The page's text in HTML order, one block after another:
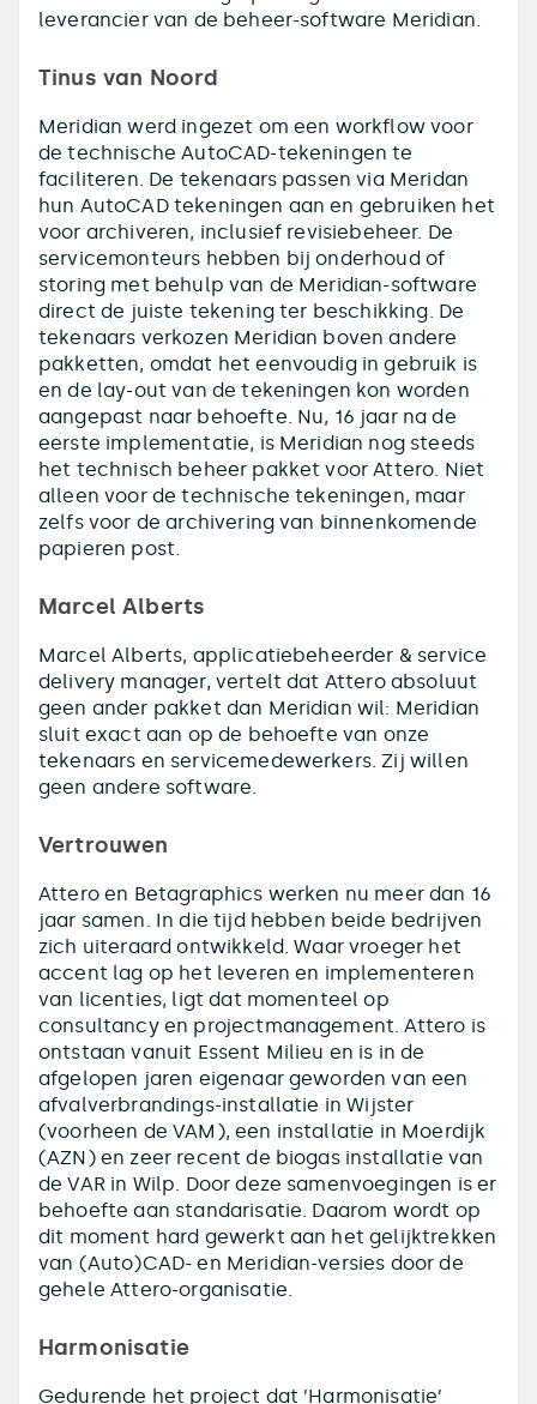
leverancier van de beheer-software Meridian.
Tinus van Noord
Meridian werd ingezet om een workflow voor
de technische AutoCAD-tekeningen te
faciliteren. De tekenaars passen via Meridan
hun AutoCAD tekeningen aan en gebruiken het
voor archiveren, inclusief revisiebeheer. De
servicemonteurs hebben bij onderhoud of
storing met behulp van de Meridian-software
direct de juiste tekening ter beschikking. De
tekenaars verkozen Meridian boven andere
pakketten, omdat het eenvoudig in gebruik is
en de lay-out van de tekeningen kon worden
aangepast naar behoefte. Nu, 16 jaar na de
eerste implementatie, is Meridian nog steeds
het technisch beheer pakket voor Attero. Niet
alleen voor de technische tekeningen, maar
zelfs voor de archivering van binnenkomende
papieren post.
Marcel Alberts
Marcel Alberts, applicatiebeheerder & service
delivery manager, vertelt dat Attero absoluut
geen ander pakket dan Meridian wil: Meridian
sluit exact aan op de behoefte van onze
tekenaars en servicemedewerkers. Zij willen
geen andere software.
Vertrouwen
Attero en Betagraphics werken nu meer dan 16
jaar samen. In die tijd hebben beide bedrijven
zich uiteraard ontwikkeld. Waar vroeger het
accent lag op het leveren en implementeren
van licenties, ligt dat momenteel op
consultancy en projectmanagement. Attero is
ontstaan vanuit Essent Milieu en is in de
afgelopen jaren eigenaar geworden van een
afvalverbrandings-installatie in Wijster
(voorheen de VAM), een installatie in Moerdijk
(AZN) en zeer recent de biogas installatie van
de VAR in Wilp. Door deze samenvoegingen is er
behoefte aan standarisatie. Daarom wordt op
dit moment hard gewerkt aan het gelijktrekken
van (Auto)CAD- en Meridian-versies door de
gehele Attero-organisatie.
Harmonisatie
Gedurende het project dat ’Harmonisatie’